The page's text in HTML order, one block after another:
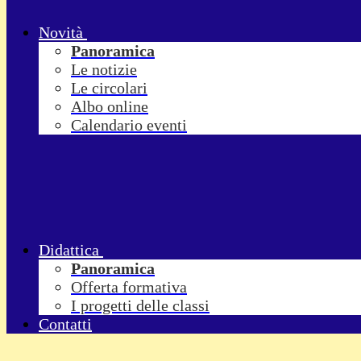
Novità
Panoramica
Le notizie
Le circolari
Albo online
Calendario eventi
Didattica
Panoramica
Offerta formativa
I progetti delle classi
Contatti